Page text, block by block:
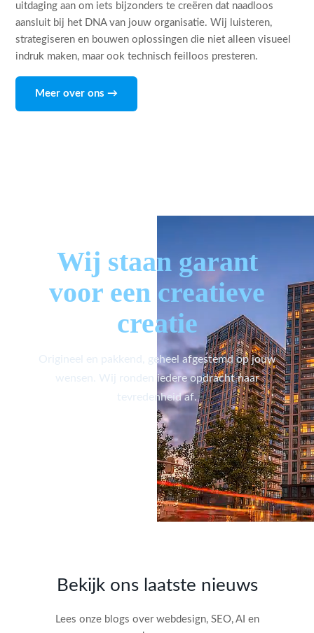
uitdaging aan om iets bijzonders te creëren dat naadloos
aansluit bij het DNA van jouw organisatie. Wij luisteren,
strategiseren en bouwen oplossingen die niet alleen visueel
indruk maken, maar ook technisch feilloos presteren.
Meer over ons →
Wij staan garant
voor een creatieve
creatie
Origineel en pakkend, geheel afgestemd op jouw
wensen. Wij ronden iedere opdracht naar
tevredenheid af.
Bekijk ons laatste nieuws
Lees onze blogs over webdesign, SEO, AI en